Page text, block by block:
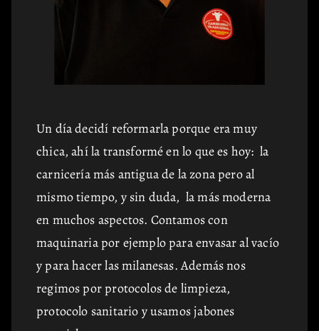
Un día decidí reformarla porque era muy
chica, ahí la transformé en lo que es hoy: la
carnicería más antigua de la zona pero al
mismo tiempo, y sin duda, la más moderna
en muchos aspectos. Contamos con
maquinaria por ejemplo para envasar al vacío
y para hacer las milanesas. Además nos
regimos por protocolos de limpieza,
protocolo sanitario y usamos jabones